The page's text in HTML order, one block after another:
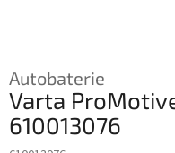
Autobaterie
Varta
610013076